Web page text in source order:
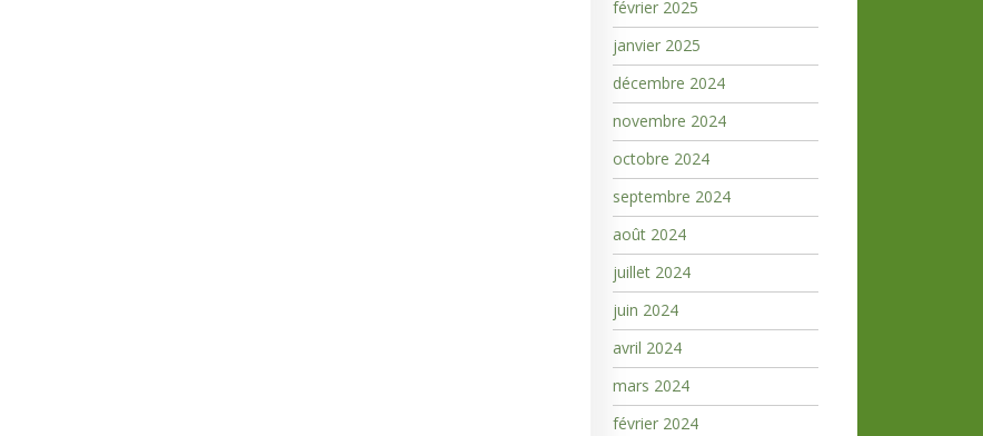
février 2025
janvier 2025
décembre 2024
novembre 2024
octobre 2024
septembre 2024
août 2024
juillet 2024
juin 2024
avril 2024
mars 2024
février 2024